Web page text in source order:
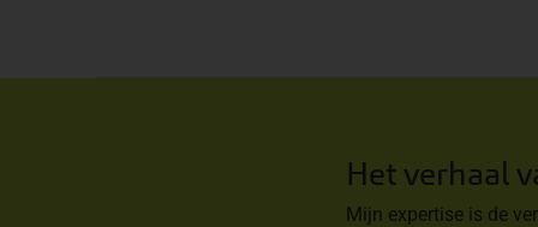
Het verhaal
Mijn expertise is de